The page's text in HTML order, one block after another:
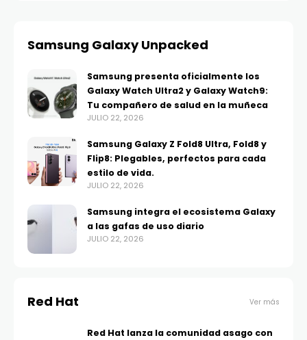
Samsung Galaxy Unpacked
Samsung presenta oficialmente los
Galaxy Watch Ultra2 y Galaxy Watch9:
Tu compañero de salud en la muñeca
JULIO 22, 2026
Samsung Galaxy Z Fold8 Ultra, Fold8 y
Flip8: Plegables, perfectos para cada
estilo de vida.
JULIO 22, 2026
Samsung integra el ecosistema Galaxy
a las gafas de uso diario
JULIO 22, 2026
Red Hat Ver más
Red Hat lanza la comunidad asago con